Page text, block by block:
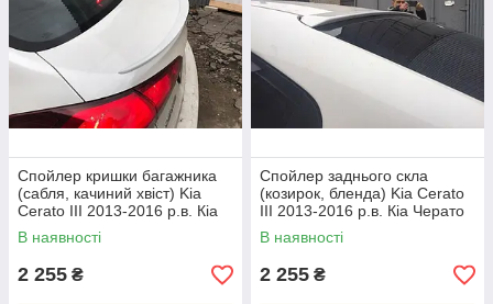
Спойлер кришки багажника
(сабля, качиний хвіст) Kia
Cerato III 2013-2016 р.в. Кіа
Черато
В наявності
2 255 ₴
Спойлер заднього скла
(козирок, бленда) Kia Cerato
III 2013-2016 р.в. Кіа Черато
В наявності
2 255 ₴